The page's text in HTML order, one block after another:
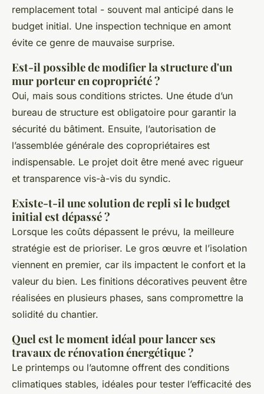
remplacement total - souvent mal anticipé dans le
budget initial. Une inspection technique en amont
évite ce genre de mauvaise surprise.
Est-il possible de modifier la structure d'un
mur porteur en copropriété ?
Oui, mais sous conditions strictes. Une étude d’un
bureau de structure est obligatoire pour garantir la
sécurité du bâtiment. Ensuite, l’autorisation de
l’assemblée générale des copropriétaires est
indispensable. Le projet doit être mené avec rigueur
et transparence vis-à-vis du syndic.
Existe-t-il une solution de repli si le budget
initial est dépassé ?
Lorsque les coûts dépassent le prévu, la meilleure
stratégie est de prioriser. Le gros œuvre et l’isolation
viennent en premier, car ils impactent le confort et la
valeur du bien. Les finitions décoratives peuvent être
réalisées en plusieurs phases, sans compromettre la
solidité du chantier.
Quel est le moment idéal pour lancer ses
travaux de rénovation énergétique ?
Le printemps ou l’automne offrent des conditions
climatiques stables, idéales pour tester l’efficacité des